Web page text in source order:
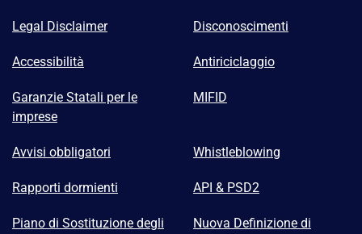
Legal Disclaimer Disconoscimenti
Accessibilità Antiriciclaggio
Garanzie Statali per le
imprese
MIFID
Avvisi obbligatori Whistleblowing
Rapporti dormienti API & PSD2
Piano di Sostituzione degli
Nuova Definizione di